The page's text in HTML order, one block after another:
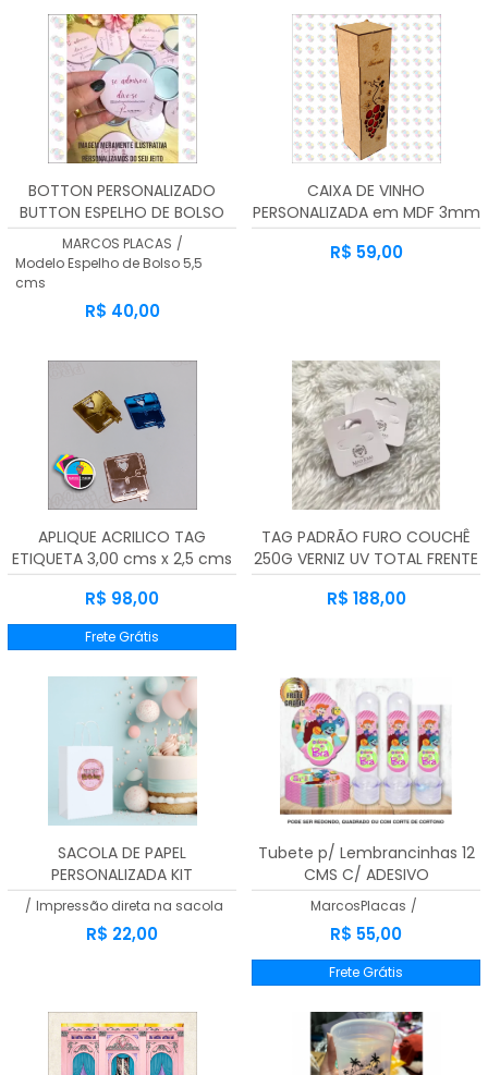
BOTTON PERSONALIZADO
BUTTON ESPELHO DE BOLSO
5,5 CMS
MARCOS PLACAS /
Modelo Espelho de Bolso 5,5
cms
R$ 40,00
CAIXA DE VINHO
PERSONALIZADA em MDF 3mm
R$ 59,00
APLIQUE ACRILICO TAG
ETIQUETA 3,00 cms x 2,5 cms
kit 100 Unidades
R$ 98,00
Frete Grátis
TAG PADRÃO FURO COUCHÊ
250G VERNIZ UV TOTAL FRENTE
45X51MM - 4X1 - 1000unid
R$ 188,00
SACOLA DE PAPEL
PERSONALIZADA KIT
/ Impressão direta na sacola
R$ 22,00
Tubete p/ Lembrancinhas 12
CMS C/ ADESIVO
PERSONALIZADO
MarcosPlacas /
R$ 55,00
Frete Grátis